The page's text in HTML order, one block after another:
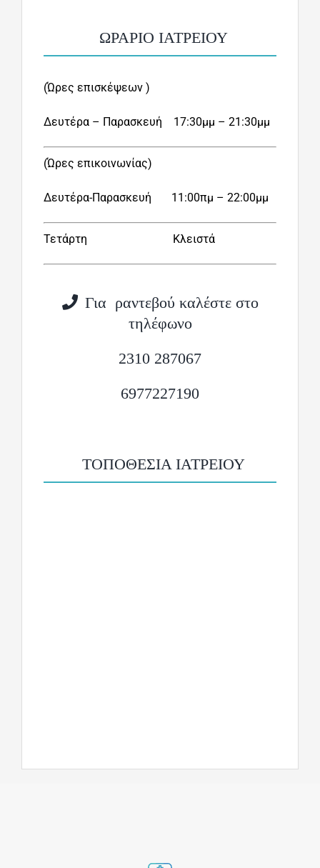
ΩΡΑΡΙΟ ΙΑΤΡΕΙΟΥ
(Ώρες επισκέψεων )
Δευτέρα – Παρασκευή 17:30μμ – 21:30μμ
(Ώρες επικοινωνίας)
Δευτέρα-Παρασκευή 11:00πμ – 22:00μμ
Τετάρτη Κλειστά
Για ραντεβού καλέστε στο
τηλέφωνο
2310 287067
6977227190
ΤΟΠΟΘΕΣΙΑ ΙΑΤΡΕΙΟΥ